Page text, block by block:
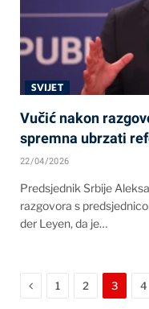
SVIJET
Vučić nakon
spremna ubrzati
22/04/2026
Predsjednik Srbije
razgovora s
der Leyen, da je…
Previous
1 2 3 4